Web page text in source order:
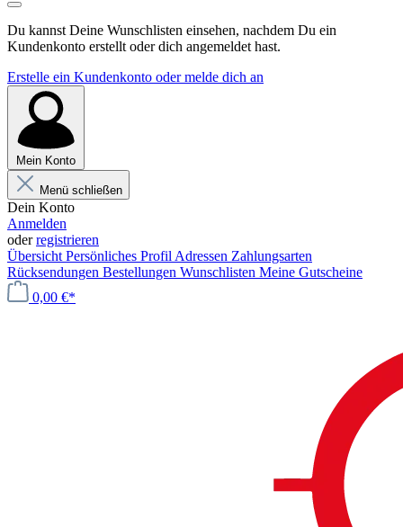
Du kannst Deine Wunschlisten einsehen, nachdem Du ein
Kundenkonto erstellt oder dich angemeldet hast.
Erstelle ein Kundenkonto oder melde dich an
Mein Konto
Menü schließen
Dein Konto
Anmelden
oderregistrieren
Übersicht Persönliches Profil Adressen Zahlungsarten
Rücksendungen Bestellungen Wunschlisten Meine Gutscheine
0,00 €*